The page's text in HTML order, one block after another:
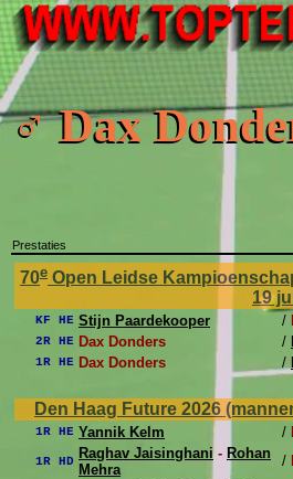
♂ Dax
Prestaties
70e Open Leidse
19
KF HE Stijn Paardekooper /
2R HE Dax Donders /
1R HE Dax Donders /
Den Haag Future 2026
1R HE Yannik Kelm /
1R HD Raghav Jaisinghani - Rohan
Mehra
/